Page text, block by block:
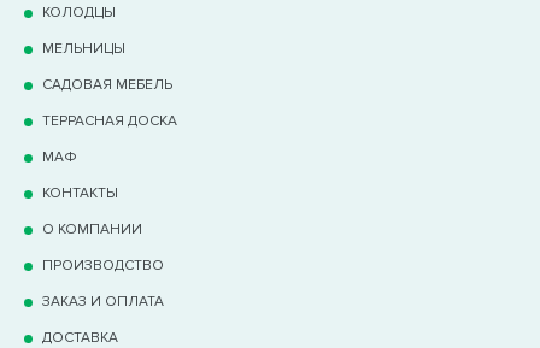
КОЛОДЦЫ
МЕЛЬНИЦЫ
САДОВАЯ МЕБЕЛЬ
ТЕРРАCНАЯ ДОСКА
МАФ
КОНТАКТЫ
О КОМПАНИИ
ПРОИЗВОДСТВО
ЗАКАЗ И ОПЛАТА
ДОСТАВКА